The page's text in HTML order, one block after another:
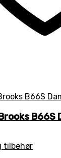
B66S
tilbehør